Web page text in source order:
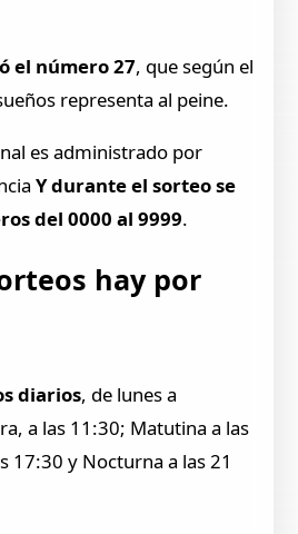
el número 27, que según el
representa al peine.
es administrado por
Y durante el sorteo se
del 0000 al 9999.
hay por
diarios, de lunes a
a las 11:30; Matutina a las
17:30 y Nocturna a las 21